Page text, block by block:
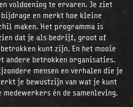
voldoening te ervaren. Je ziet
en merkt hoe kleine
maken. Het programma is
dat je als bedrijf, groot of
kunt zijn. En het mooie
andere betrokken organisaties.
mensen en verhalen die je
je bewustzijn van wat je kunt
medewerkers én de samenleving.